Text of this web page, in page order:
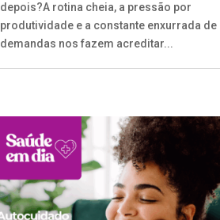
depois?A rotina cheia, a pressão por
produtividade e a constante enxurrada de
demandas nos fazem acreditar...